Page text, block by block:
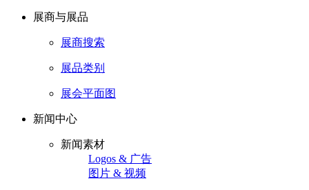
展商与展品
展商搜索
展品类别
展会平面图
新闻中心
新闻素材
Logos & 广告
图片 & 视频